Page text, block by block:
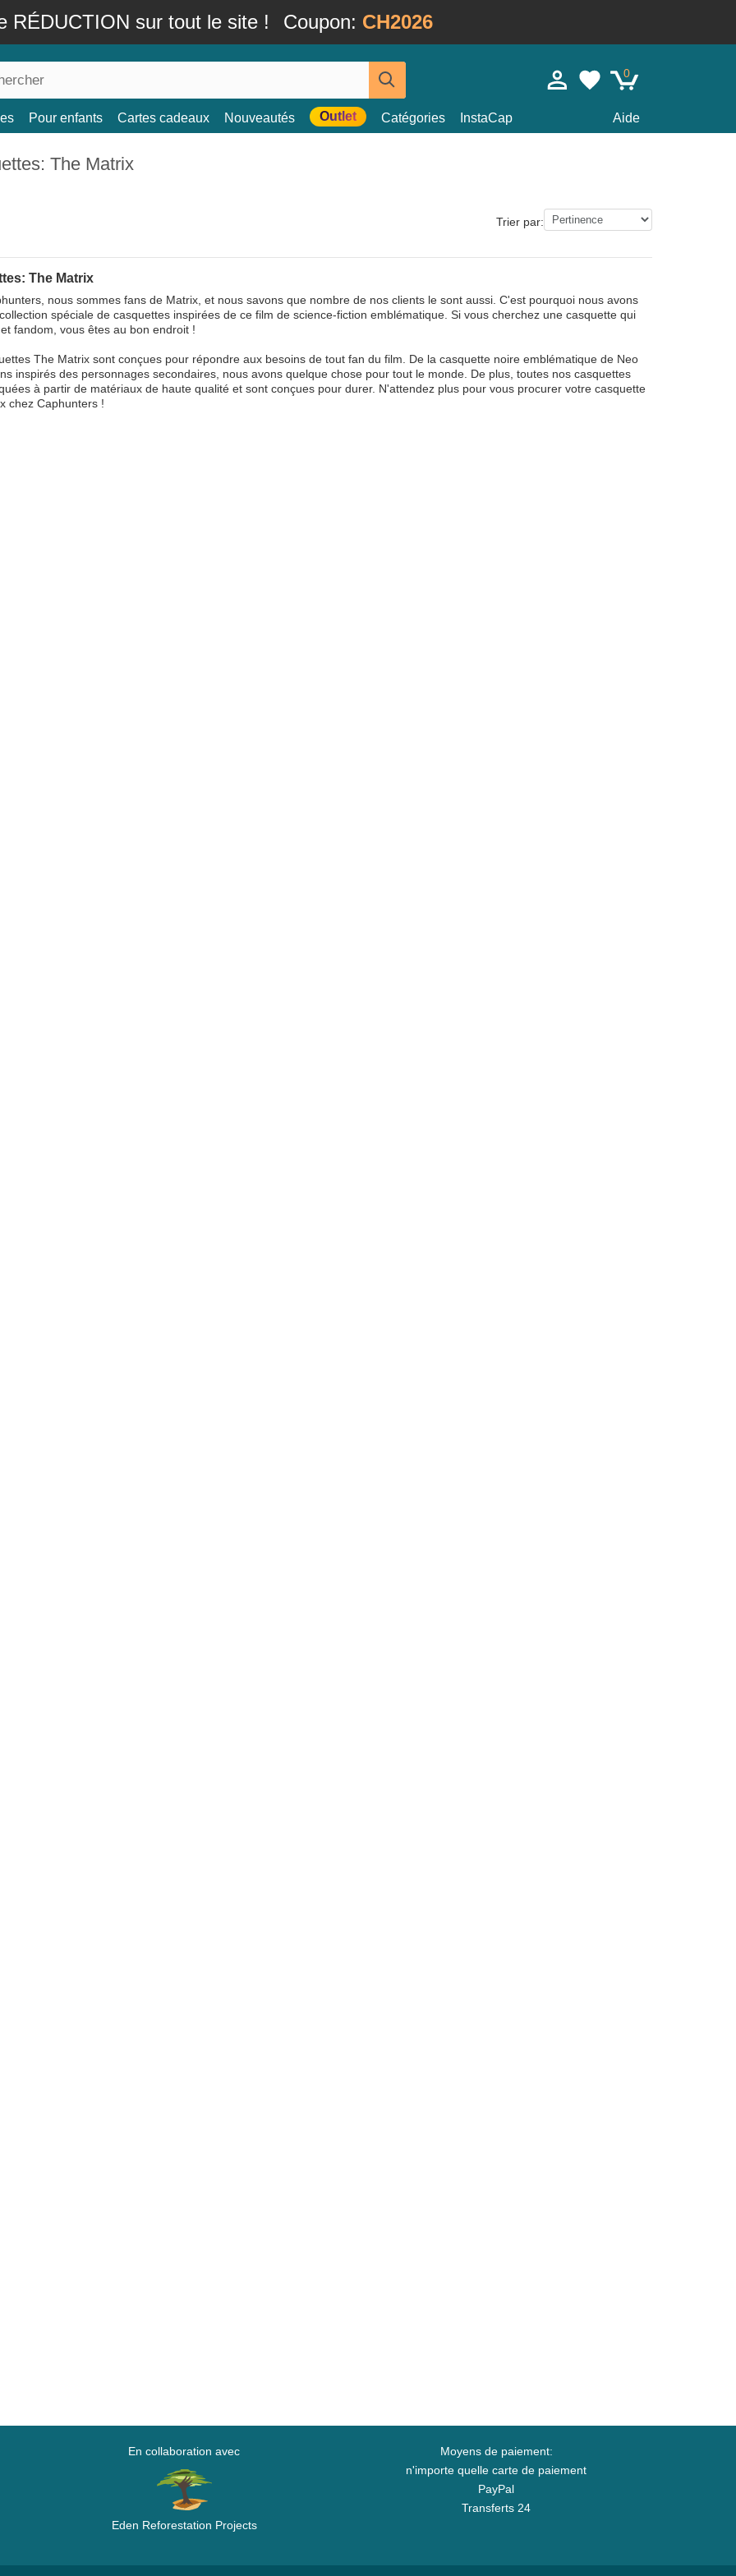
RÉDUCTION sur tout le site ! Coupon: CH2026
0
Pour enfants Cartes cadeaux Nouveautés Outlet Catégories InstaCap Aide
The Matrix
Trier par:
The Matrix
nous sommes fans de Matrix, et nous savons que nombre de nos clients le sont aussi. C'est pourquoi nous avons
spéciale de casquettes inspirées de ce film de science-fiction emblématique. Si vous cherchez une casquette qui
fandom, vous êtes au bon endroit !
The Matrix sont conçues pour répondre aux besoins de tout fan du film. De la casquette noire emblématique de Neo
inspirés des personnages secondaires, nous avons quelque chose pour tout le monde. De plus, toutes nos casquettes
à partir de matériaux de haute qualité et sont conçues pour durer. N'attendez plus pour vous procurer votre casquette
chez Caphunters !
En collaboration avec
Eden Reforestation Projects
Moyens de paiement:
n'importe quelle carte de paiement
PayPal
Transferts 24